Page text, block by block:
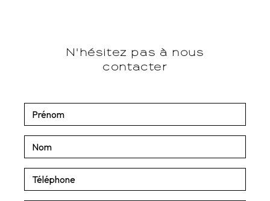
N'hésitez pas à nous
contacter